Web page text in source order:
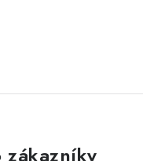
zákazníky